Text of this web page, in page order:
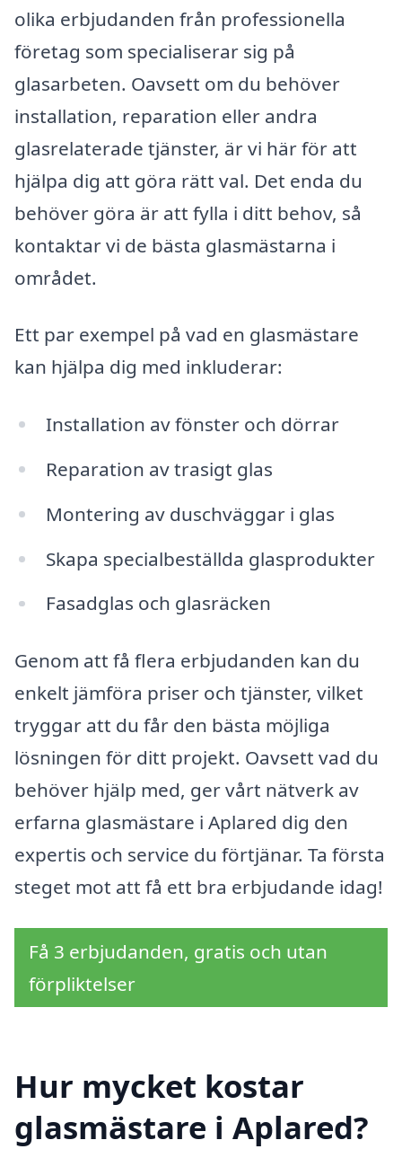
olika erbjudanden från professionella
företag som specialiserar sig på
glasarbeten. Oavsett om du behöver
installation, reparation eller andra
glasrelaterade tjänster, är vi här för att
hjälpa dig att göra rätt val. Det enda du
behöver göra är att fylla i ditt behov, så
kontaktar vi de bästa glasmästarna i
området.
Ett par exempel på vad en glasmästare
kan hjälpa dig med inkluderar:
Installation av fönster och dörrar
Reparation av trasigt glas
Montering av duschväggar i glas
Skapa specialbeställda glasprodukter
Fasadglas och glasräcken
Genom att få flera erbjudanden kan du
enkelt jämföra priser och tjänster, vilket
tryggar att du får den bästa möjliga
lösningen för ditt projekt. Oavsett vad du
behöver hjälp med, ger vårt nätverk av
erfarna glasmästare i Aplared dig den
expertis och service du förtjänar. Ta första
steget mot att få ett bra erbjudande idag!
Få 3 erbjudanden, gratis och utan
förpliktelser
Hur mycket kostar
glasmästare i Aplared?